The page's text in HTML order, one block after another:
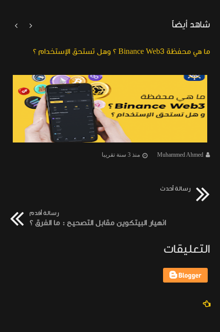
شاهد أيضاً
ما هي محفظة Binance Web3 ؟ وهل تستحق الإستخدام ؟
Muhammed Ahmed منذ 3 سنة تقريبا


رسالة أحدث
رسالة أقدم
انهيار البيتكوين مقابل التصحيح : ما الفرق ؟
التعليقات